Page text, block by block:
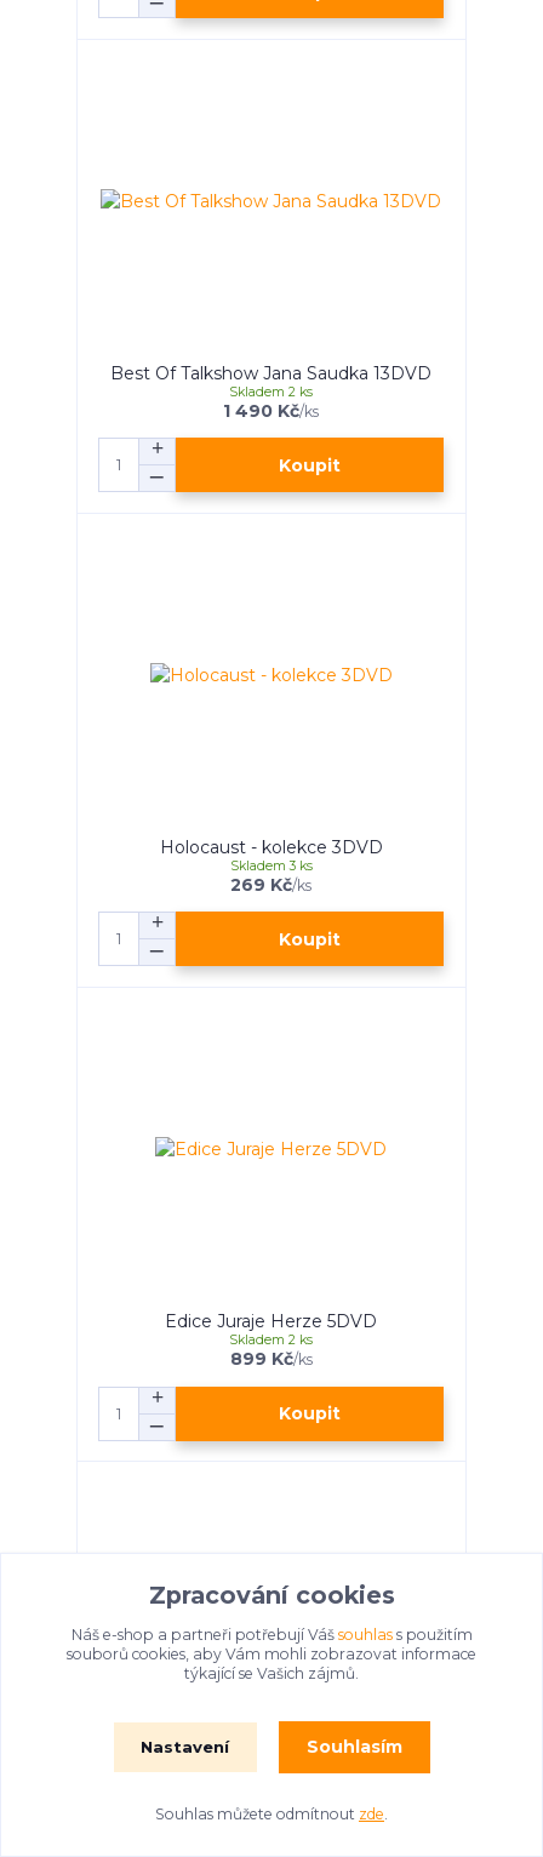
Best Of Talkshow Jana Saudka 13DVD
1 490 Kč/ks
Skladem 2 ks
Koupit
Holocaust - kolekce 3DVD
269 Kč/ks
Skladem 3 ks
Koupit
Edice Juraje Herze 5DVD
899 Kč/ks
Skladem 2 ks
Koupit
Skladem 2 ks
Zpracování cookies
Náš e-shop a partneři potřebují Váš souhlass použitím
souborů cookies, aby Vám mohli zobrazovat informace
týkající se Vašich zájmů.
Nastavení Souhlasím
Souhlas můžete odmítnout zde